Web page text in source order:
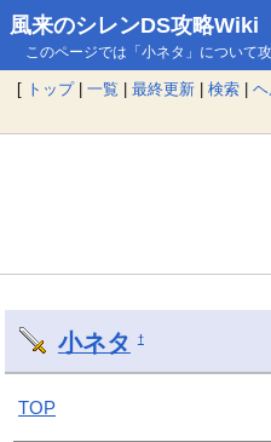
風来のシレンDS攻略Wiki
このページでは「小ネタ」について
[ トップ| 一覧 | 最終更新 | 検索 |
小ネタ †
TOP